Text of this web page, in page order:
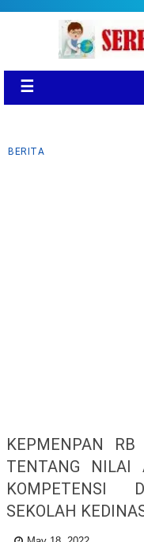
☰
BERITA
KEPMENPAN
TENTANG NILAI
KOMPETENSI
SEKOLAH